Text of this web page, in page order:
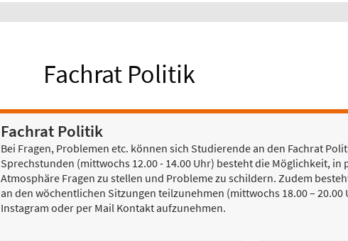
Fachrat Politik
Fachrat Politik
Bei Fragen, Problemen etc. können sich Studierende an den Fachrat
Sprechstunden (mittwochs 12.00 - 14.00 Uhr) besteht die Möglichkeit,
Atmosphäre Fragen zu stellen und Probleme zu schildern. Zudem
an den wöchentlichen Sitzungen teilzunehmen (mittwochs 18.00 – 20.00
Instagram oder per Mail Kontakt aufzunehmen.